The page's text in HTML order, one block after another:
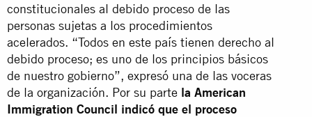
constitucionales al debido proceso de las
personas sujetas a los procedimientos
acelerados. “Todos en este país tienen derecho al
debido proceso; es uno de los principios básicos
de nuestro gobierno”, expresó una de las voceras
de la organización. Por su parte la American
Immigration Council indicó que el proceso